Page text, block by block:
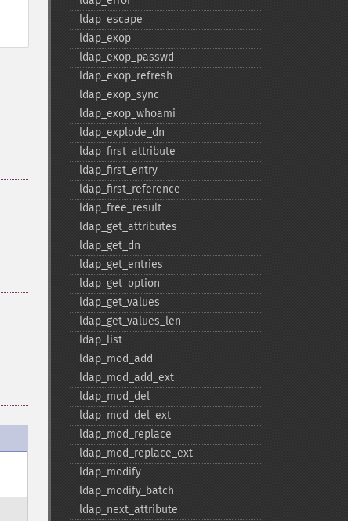
ldap_​escape
ldap_​exop
ldap_​exop_​passwd
ldap_​exop_​refresh
ldap_​exop_​sync
ldap_​exop_​whoami
ldap_​explode_​dn
ldap_​first_​attribute
ldap_​first_​entry
ldap_​first_​reference
ldap_​free_​result
ldap_​get_​attributes
ldap_​get_​dn
ldap_​get_​entries
ldap_​get_​option
ldap_​get_​values
ldap_​get_​values_​len
ldap_​list
ldap_​mod_​add
ldap_​mod_​add_​ext
ldap_​mod_​del
ldap_​mod_​del_​ext
ldap_​mod_​replace
ldap_​mod_​replace_​ext
ldap_​modify
ldap_​modify_​batch
ldap_​next_​attribute